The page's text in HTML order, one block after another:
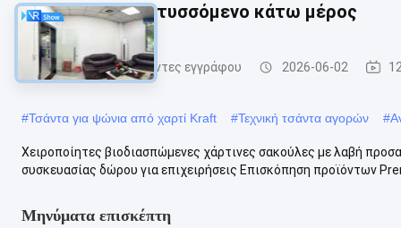
και τριγωνικό πτυσσόμενο κάτω μέρος
συσκευάζοντας τσάντες εγγράφου 2026-06-02
#Τσάντα για ψώνια από χαρτί Kraft #Τεχνική τσάντα αγορών #
Χειροποίητες βιοδιασπώμενες χάρτινες σακούλες με λαβή
συσκευασίας δώρου για επιχειρήσεις Επισκόπηση προϊόντων
Μηνύματα επισκέπτη